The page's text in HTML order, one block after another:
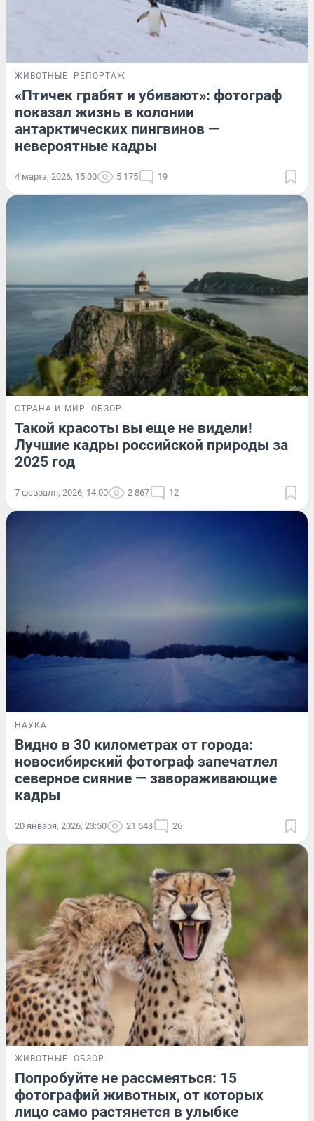
ЖИВОТНЫЕ РЕПОРТАЖ
«Птичек грабят и убивают»: фотограф
показал жизнь в колонии
антарктических пингвинов —
невероятные кадры
4 марта, 2026, 15:00 5 175 19
СТРАНА И МИР ОБЗОР
Такой красоты вы еще не видели!
Лучшие кадры российской природы за
2025 год
7 февраля, 2026, 14:00 2 867 12
НАУКА
Видно в 30 километрах от города:
новосибирский фотограф запечатлел
северное сияние — завораживающие
кадры
20 января, 2026, 23:50 21 643 26
ЖИВОТНЫЕ ОБЗОР
Попробуйте не рассмеяться: 15
фотографий животных, от которых
лицо само растянется в улыбке